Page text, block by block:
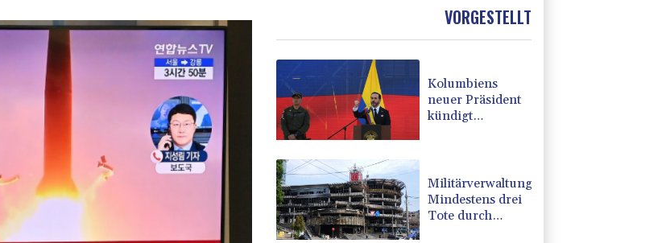
4399.7 $
1.1562 $
VORGESTELLT
Kolumbiens
neuer Präsident
kündigt
Militärverwaltung:
Mindestens drei
Tote durch